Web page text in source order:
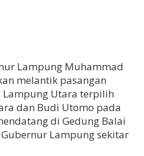
Lampung Muhammad
melantik pasangan
Utara terpilih
dan Budi Utomo pada
di Gedung Balai
Lampung sekitar